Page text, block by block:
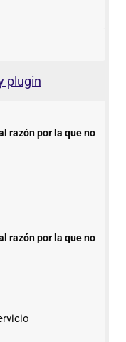
plugin
razón por la que no
razón por la que no